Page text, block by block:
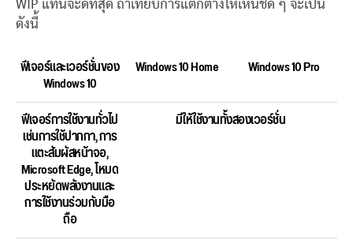
WIP แทนจะดีที่สุด ถ้าเทียบการแตกต่างให้เห็นชัด ๆ จะเป็น
ดังนี้
ฟีเจอร์และเวอร์ชั่นของ
Windows 10
Windows 10 Home Windows 10 Pro
ฟีเจอร์การใช้งานทั่วไป
เช่นการใช้ปากกา, การ
แตะสัมผัสหน้าจอ,
Microsoft Edge, โหมด
ประหยัดพลังงานและ
การใช้งานร่วมกับมือ
ถือ
มีให้ใช้งานทั้งสองเวอร์ชั่น